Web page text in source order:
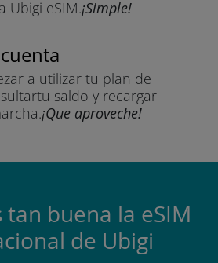
Ubigi eSIM.¡Simple!
a utilizar tu plan de
tu saldo y recargar
¡Que aproveche!
tan buena la eSIM
de Ubigi